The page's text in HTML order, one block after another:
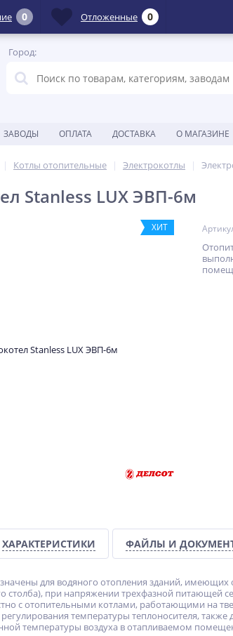
Город:
ЗАВОДЫ ОПЛАТА ДОСТАВКА О МАГАЗИНЕ
Котлы отопительные Электрокотлы
Stanless LUX ЭВП-6м
ХИТ
ХАРАКТЕРИСТИКИ ФАЙЛЫ И
для водяного отопления зданий,
столба), при напряжении трехфазной питающей
с отопительными котлами, работающими на
температуры теплоносителя,
температуры воздуха в отапливаемом
0 Отложенные 0